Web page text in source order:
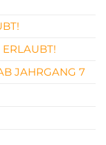
JAHRGANG 7